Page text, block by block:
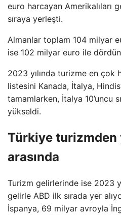
euro harcayan Amerikalıları
sıraya yerleşti.
Almanlar toplam 104 milyar
ise 102 milyar euro ile
2023 yılında turizme en çok
listesini Kanada, İtalya,
tamamlarken, İtalya 10’uncu
yükseldi.
Türkiye turizmden
arasında
Turizm gelirlerinde ise 2023
gelirle ABD ilk sırada yer
İspanya, 69 milyar avroyla